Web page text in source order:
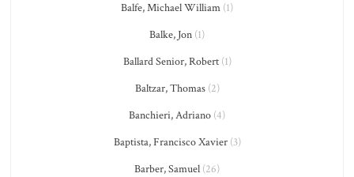
Balfe, Michael William (1)
Balke, Jon (1)
Ballard Senior, Robert(1)
Baltzar, Thomas(2)
Banchieri, Adriano (4)
Baptista, Francisco Xavier(3)
Barber, Samuel (26)